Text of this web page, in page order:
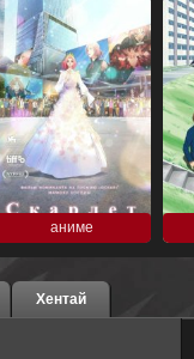
аниме
Хентай